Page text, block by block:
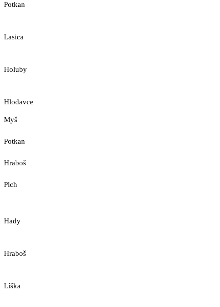
Potkan
Lasica
Holuby
Hlodavce
Myš
Potkan
Hraboš
Plch
Hady
Hraboš
Líška